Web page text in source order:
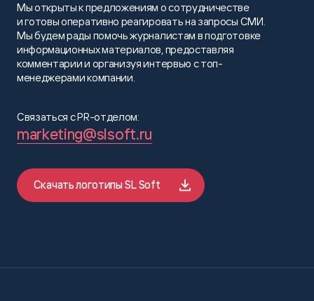
Мы открыты к предложениям о сотрудничестве
и готовы оперативно реагировать на запросы СМИ.
Мы будем рады помочь журналистам в подготовке
информационных материалов, предоставляя
комментарии и организуя интервью с топ-
менеджерами компании.
Связаться с PR-отделом:
marketing@slsoft.ru
Скачать логотипы SL Soft